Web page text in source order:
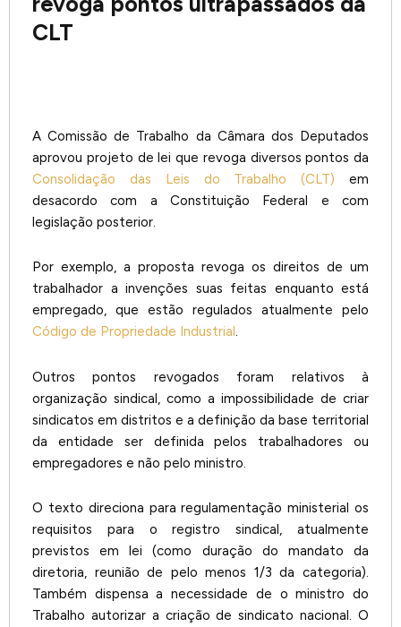
CLT
A Comissão de Trabalho da Câmara dos Deputados
aprovou projeto de lei que revoga diversos pontos da
Consolidação das Leis do Trabalho (CLT) em
desacordo com a Constituição Federal e com
legislação posterior.
Por exemplo, a proposta revoga os direitos de um
trabalhador a invenções suas feitas enquanto está
empregado, que estão regulados atualmente pelo
Código de Propriedade Industrial.
Outros pontos revogados foram relativos à
organização sindical, como a impossibilidade de criar
sindicatos em distritos e a definição da base territorial
da entidade ser definida pelos trabalhadores ou
empregadores e não pelo ministro.
O texto direciona para regulamentação ministerial os
requisitos para o registro sindical, atualmente
previstos em lei (como duração do mandato da
diretoria, reunião de pelo menos 1/3 da categoria).
Também dispensa a necessidade de o ministro do
Trabalho autorizar a criação de sindicato nacional. O